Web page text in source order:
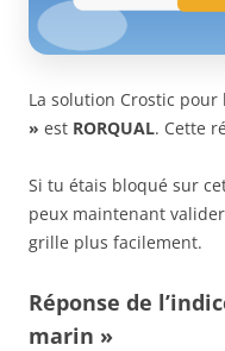
La solution Crostic pour
» est RORQUAL. Cette
Si tu étais bloqué sur
peux maintenant
grille plus facilement.
Réponse de
marin »